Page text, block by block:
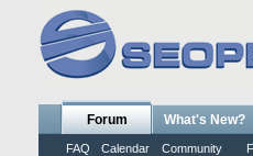
Forum
FAQ Calendar Community
What's New?